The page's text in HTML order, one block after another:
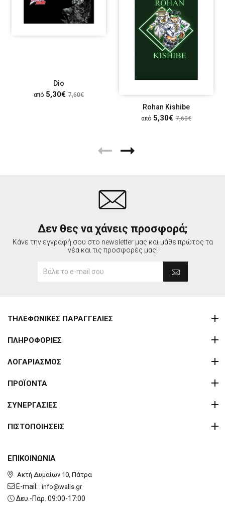
Dio
από 5,30€ 7,60€
Rohan Kishibe
από 5,30€ 7,60€
Δεν θες να χάνεις προσφορά;
Κάνε την εγγραφή σου στο newsletter μας και μάθε πρώτος τα
νέα και τις προσφορές μας!
ΕΠΙΚΟΙΝΩΝΙΑ
Ακτή Δυμαίων 10, Πάτρα
E-mail: info@walls.gr
Δευ.-Παρ. 09:00-17:00
ΤΗΛΕΦΩΝΙΚΕΣ ΠΑΡΑΓΓΕΛΙΕΣ
ΠΛΗΡΟΦΟΡΙΕΣ
ΛΟΓΑΡΙΑΣΜΟΣ
ΠΡΟΪΟΝΤΑ
ΣΥΝΕΡΓΑΣΙΕΣ
ΠΙΣΤΟΠΟΙΗΣΕΙΣ